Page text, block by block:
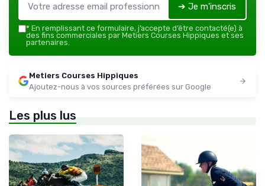
➔ Je m'inscris
* En remplissant ce formulaire, j’accepte d’être contacté(e) à
des fins commerciales par Metiers Courses Hippiques et ses
partenaires.
Metiers Courses Hippiques
Ajoutez-nous à vos sources préférées sur Google
Les plus lus